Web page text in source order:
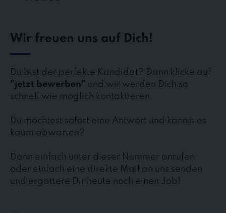
Wir freuen uns auf Dich!
Du bist der perfekte Kandidat? Dann klicke auf
"jetzt bewerben" und wir werden Dich so
schnell wie möglich kontaktieren.
Du möchtest sofort eine Antwort und kannst es
kaum abwarten?
Dann einfach unter dieser Nummer anrufen
oder einfach eine direkte Mail an uns senden
und ergattere Dir heute noch einen Job!